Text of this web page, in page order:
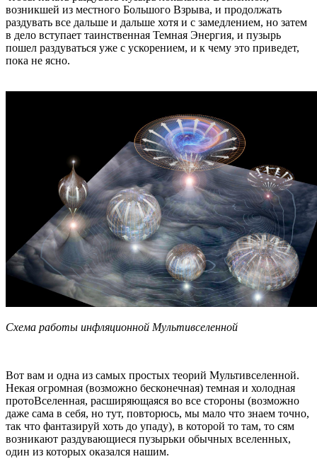
возникшей из местного Большого Взрыва, и продолжать
раздувать все дальше и дальше хотя и с замедлением, но затем
в дело вступает таинственная Темная Энергия, и пузырь
пошел раздуваться уже с ускорением, и к чему это приведет,
пока не ясно.
Схема работы инфляционной Мультивселенной
Вот вам и одна из самых простых теорий Мультивселенной.
Некая огромная (возможно бесконечная) темная и холодная
протоВселенная, расширяющаяся во все стороны (возможно
даже сама в себя, но тут, повторюсь, мы мало что знаем точно,
так что фантазируй хоть до упаду), в которой то там, то сям
возникают раздувающиеся пузырьки обычных вселенных,
один из которых оказался нашим.